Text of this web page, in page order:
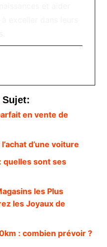
en vente de
d’une voiture
quelles sont ses
les Plus
les Joyaux de
: combien prévoir ?